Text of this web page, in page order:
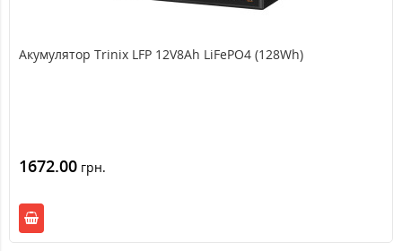
Акумулятор Trinix LFP 12V8Ah LiFePO4 (128Wh)
1672.00 грн.